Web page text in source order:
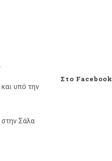
υπό την
Σάλα
Στο Facebook